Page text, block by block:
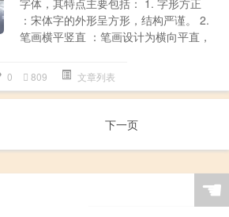
：宋体字的外形呈方形，结构严谨。 2.
笔画横平竖直 ：笔画设计为横向平直，
0 809 文章列表
下一页
☚